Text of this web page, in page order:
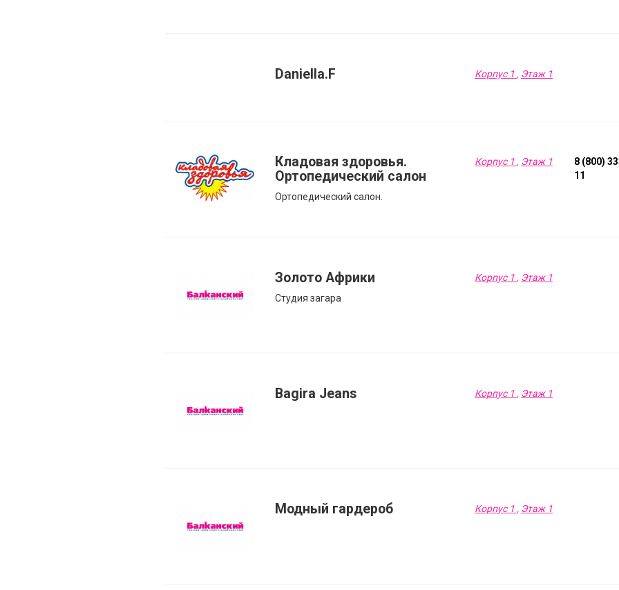
Daniella.F Корпус 1 , Этаж 1
Кладовая здоровья.
Ортопедический салон
Ортопедический салон.
Корпус 1 , Этаж 1
8 (800)
11
Золото Африки
Студия загара
Корпус 1 , Этаж 1
Bagira Jeans Корпус 1 , Этаж 1
Модный гардероб Корпус 1 , Этаж 1